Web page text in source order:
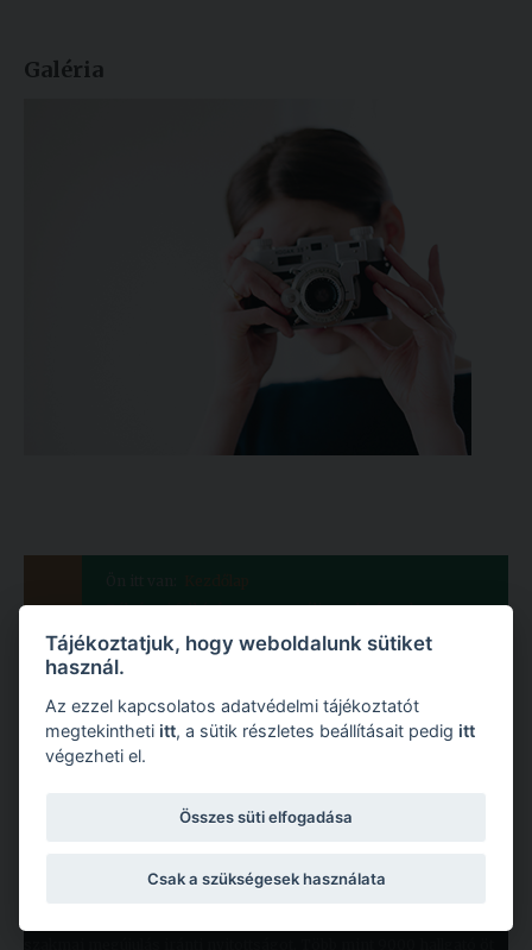
Galéria
Pályázati felhívás tengerentúli tanulmányokra -
Lethbridge
Rólunk
(jogelőd alapítása: 1855) és fiatal egyetem (jelenlegi nevén 1993 óta
Tájékoztatjuk, hogy weboldalunk sütiket
használ.
Az ezzel kapcsolatos adatvédelmi tájékoztatót
megtekintheti itt, a sütik részletes beállításait pedig itt
végezheti el.
Összes süti elfogadása
Csak a szükségesek használata